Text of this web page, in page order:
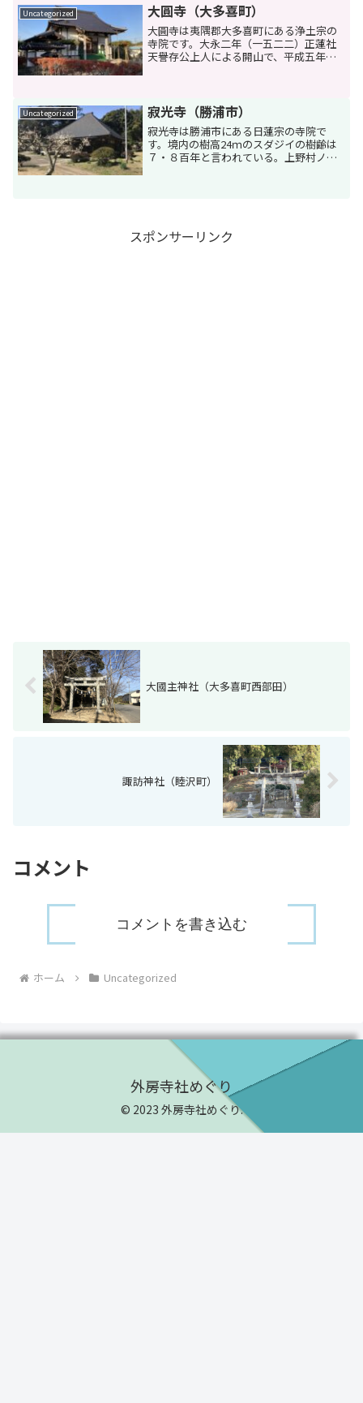
Uncategorized 大圓寺（大多喜町）
大圓寺は夷隅郡大多喜町にある浄土宗の
寺院です。大永二年（一五二二）正蓮社
天譽存公上人による開山で、平成五年現
きれい住所夷隅郡大多喜町...
Uncategorized 寂光寺（勝浦市）
寂光寺は勝浦市にある日蓮宗の寺院で
す。境内の樹高24ｍのスダジイの樹齢は
７・８百年と言われている。上野村ノ大
スポンサーリンク
大國主神社（大多喜町西部田）
諏訪神社（睦沢町）
コメント
コメントを書き込む
ホーム Uncategorized
外房寺社めぐり
© 2023 外房寺社めぐり.